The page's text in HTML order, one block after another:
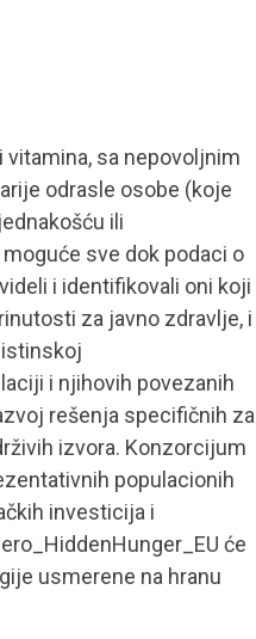
sa nepovoljnim
odrasle osobe (koje
ili
sve dok podaci o
i identifikovali oni koji
za javno zdravlje, i
istinskoj
i njihovih povezanih
rešenja specifičnih za
izvora. Konzorcijum
populacionih
investicija i
će
usmerene na hranu